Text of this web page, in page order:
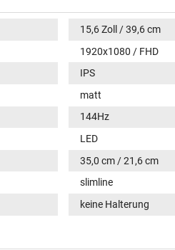
15,6 Zoll / 39,6 cm
1920x1080 / FHD
IPS
matt
144Hz
LED
35,0 cm / 21,6 cm
slimline
keine Halterung